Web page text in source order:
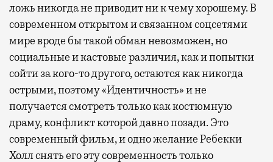
ложь никогда не приводит ни к чему хорошему. В
современном открытом и связанном соцсетями
мире вроде бы такой обман невозможен, но
социальные и кастовые различия, как и попытки
сойти за кого-то другого, остаются как никогда
острыми, поэтому «Идентичность» и не
получается смотреть только как костюмную
драму, конфликт которой давно позади. Это
современный фильм, и одно желание Ребекки
Холл снять его эту современность только